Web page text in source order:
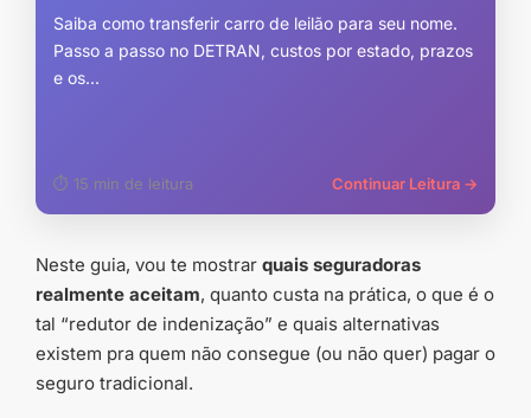
Saiba como transferir carro de leilão para seu nome.
Passo a passo no DETRAN, custos por estado, prazos
e os...
⏱ 15 min de leitura Continuar Leitura →
Neste guia, vou te mostrar quais seguradoras
realmente aceitam, quanto custa na prática, o que é o
tal “redutor de indenização” e quais alternativas
existem pra quem não consegue (ou não quer) pagar o
seguro tradicional.